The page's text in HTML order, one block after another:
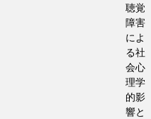
聴覚
障害
によ
る社
会心
理学
的影
響と